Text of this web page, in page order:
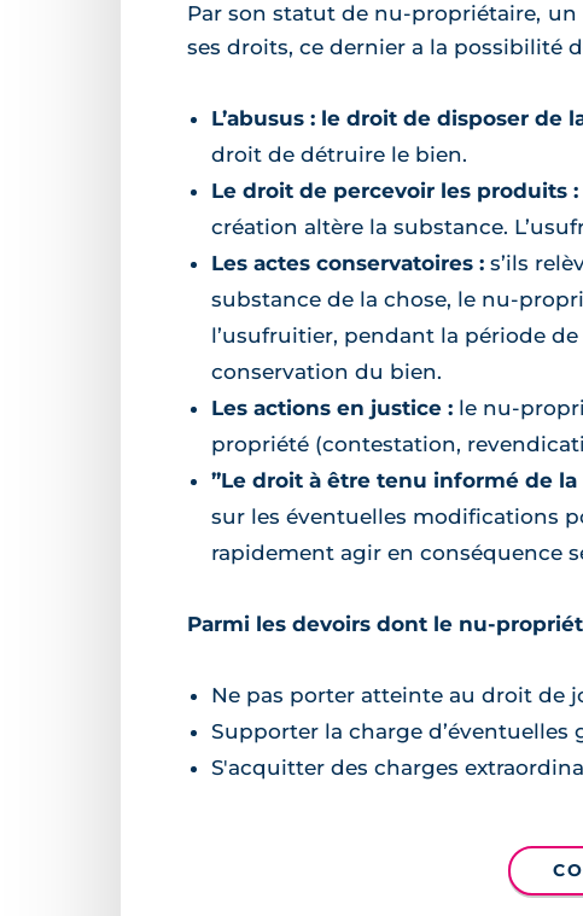
Par son statut de nu-propriétaire,
ses droits, ce dernier a la possibilité
L’abusus : le droit de disposer de
droit de détruire le bien.
Le droit de percevoir les produits :
création altère la substance.
Les actes conservatoires : s’ils
substance de la chose, le nu-
l’usufruitier, pendant la période
conservation du bien.
Les actions en justice : le nu-
propriété (contestation,
”Le droit à être tenu informé de
sur les éventuelles modifications
rapidement agir en conséquence
Parmi les devoirs dont le nu-
Ne pas porter atteinte au droit de
Supporter la charge d’éventuelles
S'acquitter des charges